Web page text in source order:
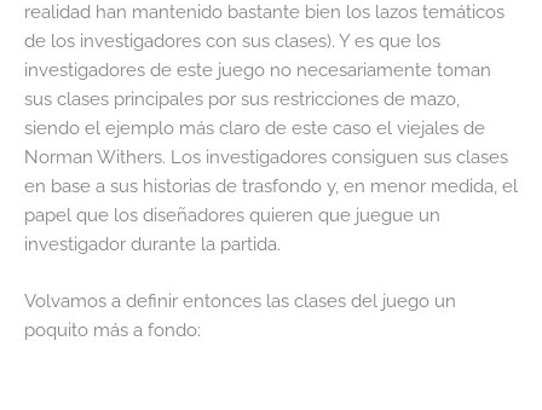
realidad han mantenido bastante bien los lazos temáticos
de los investigadores con sus clases). Y es que los
investigadores de este juego no necesariamente toman
sus clases principales por sus restricciones de mazo,
siendo el ejemplo más claro de este caso el viejales de
Norman Withers. Los investigadores consiguen sus clases
en base a sus historias de trasfondo y, en menor medida, el
papel que los diseñadores quieren que juegue un
investigador durante la partida.
Volvamos a definir entonces las clases del juego un
poquito más a fondo: